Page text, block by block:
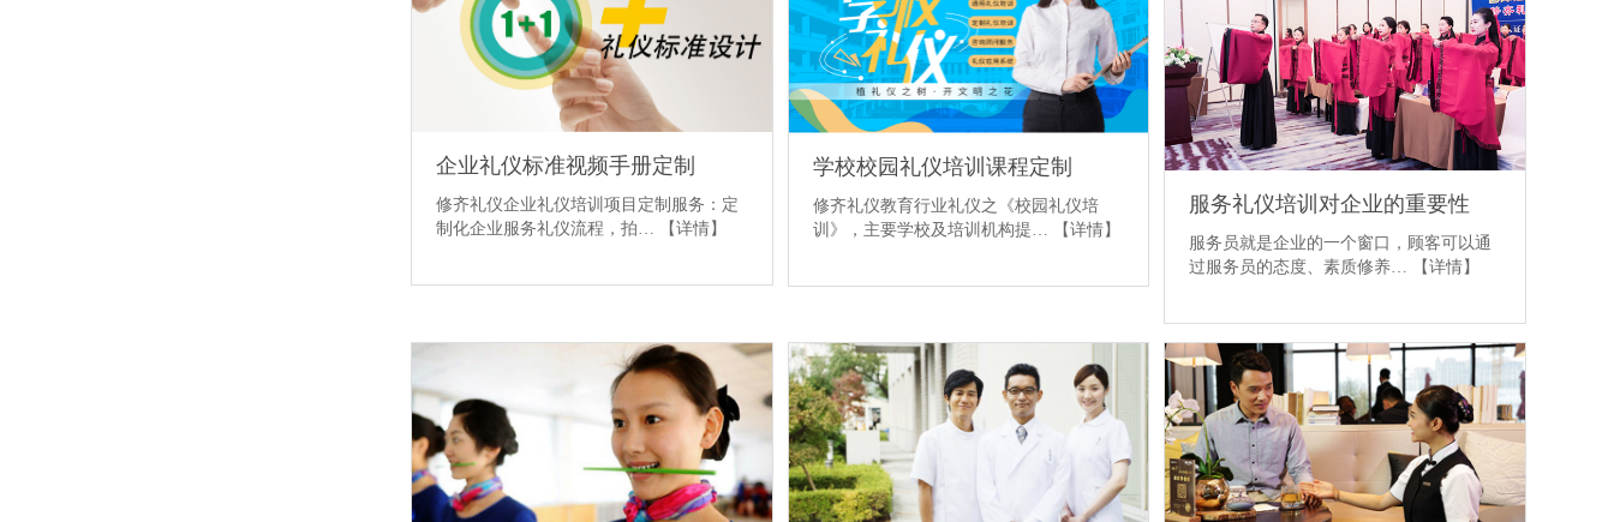
企业礼仪标准视频手册定制
修齐礼仪企业礼仪培训项目定制服务：定
制化企业服务礼仪流程，拍…
【详情】
学校校园礼仪培训课程定制
修齐礼仪教育行业礼仪之《校园礼仪培
训》，主要学校及培训机构提…
【详情】
服务礼仪培训对企业的重要性
服务员就是企业的一个窗口，顾客可以通
过服务员的态度、素质修养…
【详情】